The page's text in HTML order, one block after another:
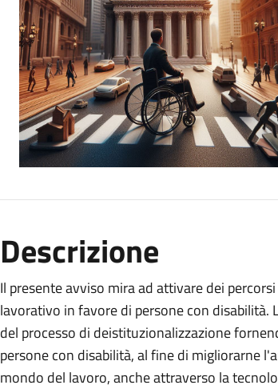
Descrizione
Il presente avviso mira ad attivare dei
lavorativo in favore di persone con disabilità.
del processo di deistituzionalizzazione
persone con disabilità, al fine di migliorarne
mondo del lavoro, anche attraverso la